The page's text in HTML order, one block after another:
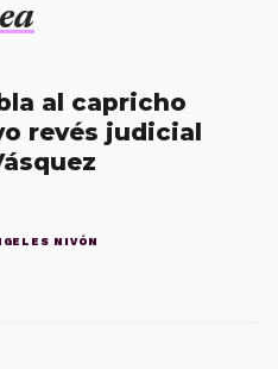
al capricho
revés judicial
NIVÓN